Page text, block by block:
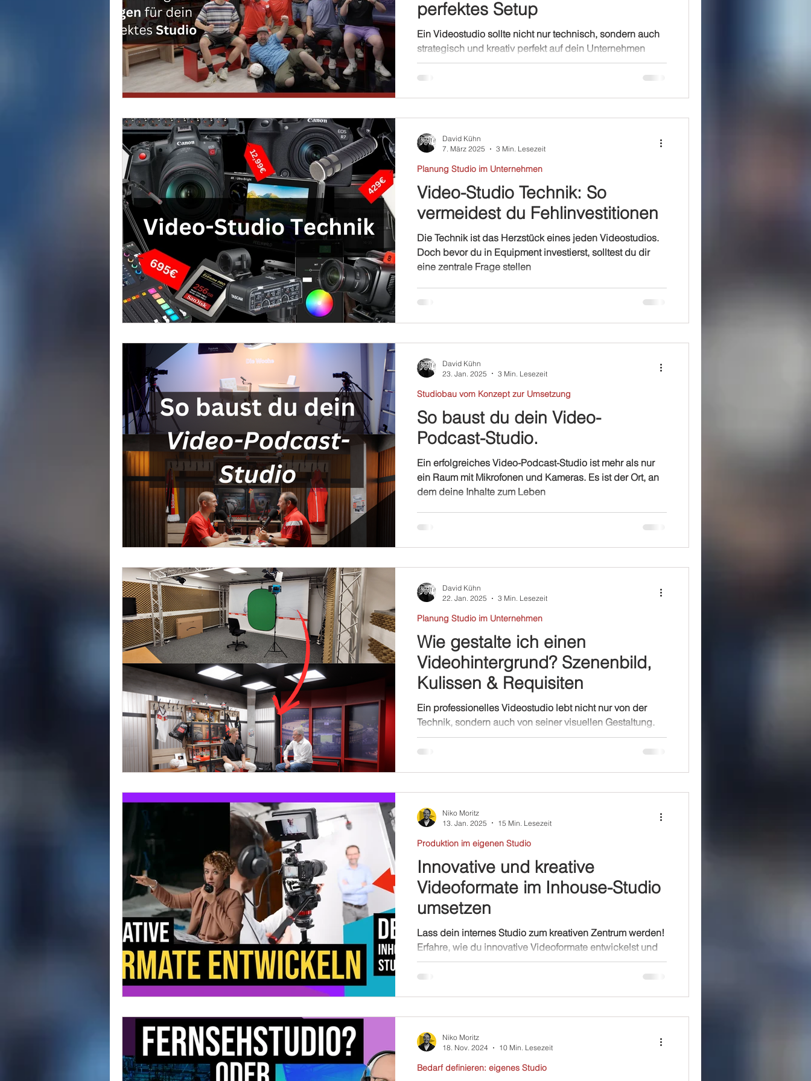
perfektes Setup
Ein Videostudio sollte nicht nur technisch, sondern auch
strategisch und kreativ perfekt auf dein Unternehmen
abgestimmt sein. Deshalb ist..
Video-Studio Technik: So
vermeidest du Fehlinvestitionen
Die Technik ist das Herzstück eines jeden Videostudios.
Doch bevor du in Equipment investierst, solltest du dir
eine zentrale Frage stellen
Planung Studio im Unternehmen
David Kühn
7. März 2025
3 Min. Lesezeit
So baust du dein Video-
Podcast-Studio.
Ein erfolgreiches Video-Podcast-Studio ist mehr als nur
ein Raum mit Mikrofonen und Kameras. Es ist der Ort, an
dem deine Inhalte zum Leben
Studiobau vom Konzept zur Umsetzung
David Kühn
23. Jan. 2025
3 Min. Lesezeit
Wie gestalte ich einen
Videohintergrund? Szenenbild,
Kulissen & Requisiten
Ein professionelles Videostudio lebt nicht nur von der
Technik, sondern auch von seiner visuellen Gestaltung.
Der Videohintergrund, also das
Planung Studio im Unternehmen
David Kühn
22. Jan. 2025
3 Min. Lesezeit
Innovative und kreative
Videoformate im Inhouse-Studio
umsetzen
Lass dein internes Studio zum kreativen Zentrum werden!
Erfahre, wie du innovative Videoformate entwickelst und
die Effizienz steigerst
Produktion im eigenen Studio
Niko Moritz
13. Jan. 2025
15 Min. Lesezeit
Bedarf definieren: eigenes Studio
Niko Moritz
18. Nov. 2024
10 Min. Lesezeit